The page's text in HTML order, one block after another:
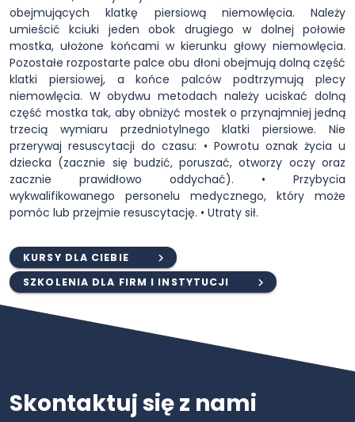
obejmujących klatkę piersiową niemowlęcia. Należy
umieścić kciuki jeden obok drugiego w dolnej połowie
mostka, ułożone końcami w kierunku głowy niemowlęcia.
Pozostałe rozpostarte palce obu dłoni obejmują dolną część
klatki piersiowej, a końce palców podtrzymują plecy
niemowlęcia. W obydwu metodach należy uciskać dolną
część mostka tak, aby obniżyć mostek o przynajmniej jedną
trzecią wymiaru przedniotylnego klatki piersiowe. Nie
przerywaj resuscytacji do czasu: • Powrotu oznak życia u
dziecka (zacznie się budzić, poruszać, otworzy oczy oraz
zacznie prawidłowo oddychać). • Przybycia
wykwalifikowanego personelu medycznego, który może
pomóc lub przejmie resuscytację. • Utraty sił.
KURSY DLA CIEBIE
SZKOLENIA DLA FIRM I INSTYTUCJI
Skontaktuj się z nami